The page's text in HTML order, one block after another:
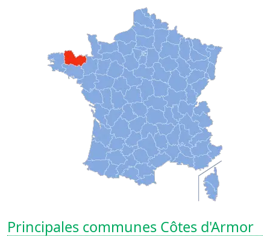
Principales communes Côtes d'Armor